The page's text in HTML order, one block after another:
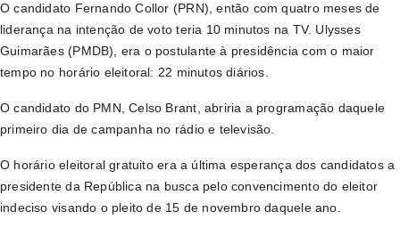
O candidato Fernando Collor (PRN), então com quatro meses de
liderança na intenção de voto teria 10 minutos na TV. Ulysses
Guimarães (PMDB), era o postulante à presidência com o maior
tempo no horário eleitoral: 22 minutos diários.
O candidato do PMN, Celso Brant, abriria a programação daquele
primeiro dia de campanha no rádio e televisão.
O horário eleitoral gratuito era a última esperança dos candidatos a
presidente da República na busca pelo convencimento do eleitor
indeciso visando o pleito de 15 de novembro daquele ano.